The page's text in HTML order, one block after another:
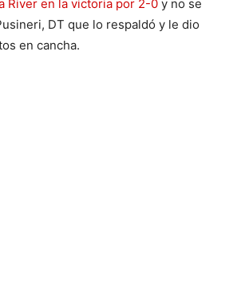
River en la victoria por 2-0 y no se
DT que lo respaldó y le dio
en cancha.